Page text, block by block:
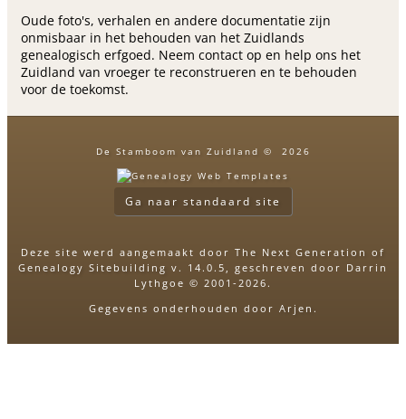
Oude foto's, verhalen en andere documentatie zijn
onmisbaar in het behouden van het Zuidlands
genealogisch erfgoed. Neem contact op en help ons het
Zuidland van vroeger te reconstrueren en te behouden
voor de toekomst.
De Stamboom van Zuidland © 2026
Ga naar standaard site
Deze site werd aangemaakt door The Next Generation of
Genealogy Sitebuilding v. 14.0.5, geschreven door Darrin
Lythgoe © 2001-2026.
Gegevens onderhouden door Arjen .